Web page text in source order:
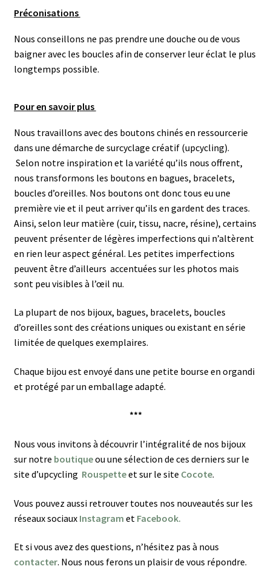
Préconisations
Nous conseillons ne pas prendre une douche ou de vous
baigner avec les boucles afin de conserver leur éclat le plus
longtemps possible.
Pour en savoir plus
Nous travaillons avec des boutons chinés en ressourcerie
dans une démarche de surcyclage créatif (upcycling).
Selon notre inspiration et la variété qu’ils nous offrent,
nous transformons les boutons en bagues, bracelets,
boucles d’oreilles. Nos boutons ont donc tous eu une
première vie et il peut arriver qu’ils en gardent des traces.
Ainsi, selon leur matière (cuir, tissu, nacre, résine), certains
peuvent présenter de légères imperfections qui n’altèrent
en rien leur aspect général. Les petites imperfections
peuvent être d’ailleurs accentuées sur les photos mais
sont peu visibles à l’œil nu.
La plupart de nos bijoux, bagues, bracelets, boucles
d’oreilles sont des créations uniques ou existant en série
limitée de quelques exemplaires.
Chaque bijou est envoyé dans une petite bourse en organdi
et protégé par un emballage adapté.
***
Nous vous invitons à découvrir l’intégralité de nos bijoux
sur notre boutiqueou une sélection de ces derniers sur le
site d’upcycling Rouspetteet sur le site Cocote.
Vous pouvez aussi retrouver toutes nos nouveautés sur les
réseaux sociaux Instagram et Facebook.
Et si vous avez des questions, n’hésitez pas à nous
contacter. Nous nous ferons un plaisir de vous répondre.